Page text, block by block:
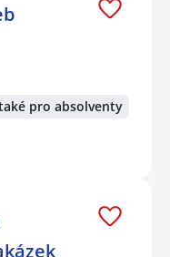
pro absolventy